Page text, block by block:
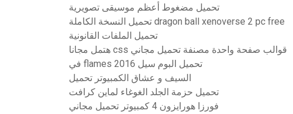
تحميل مضغوط أعظم موسيقى تصويرية
تحميل النسخة الكاملة dragon ball xenoverse 2 pc free
تحميل الملفات القانونية
هتمل مجانا css قوالب صفحة واحدة مصنفة تحميل مجاني
في flames 2016 تحميل البوم سيل
السيف و عشاق الكمبيوتر تحميل
تحميل حزمة الجلد الغوغاء لماين كرافت
فورزا هورايزون 4 كمبيوتر تحميل مجاني